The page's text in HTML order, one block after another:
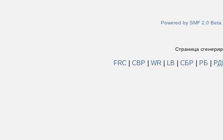
Powered by SMF 2.0 Beta
Страница
FRC СВР WR LB СБР РБ